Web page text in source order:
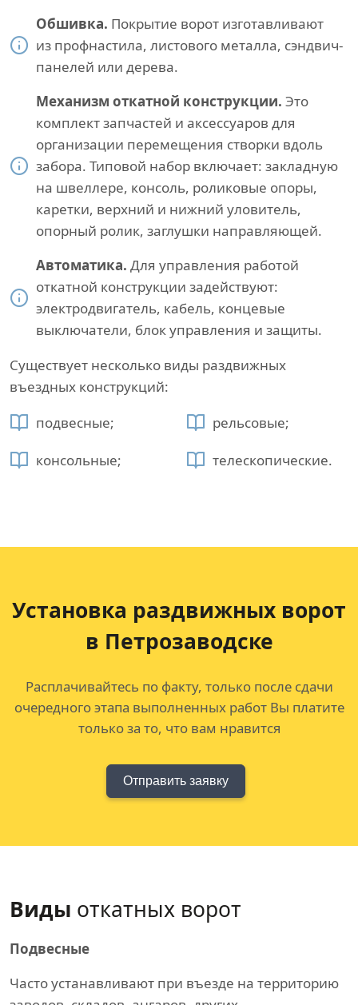
Обшивка. Покрытие ворот изготавливают
из профнастила, листового металла, сэндвич-
панелей или дерева.
Механизм откатной конструкции. Это
комплект запчастей и аксессуаров для
организации перемещения створки вдоль
забора. Типовой набор включает: закладную
на швеллере, консоль, роликовые опоры,
каретки, верхний и нижний уловитель,
опорный ролик, заглушки направляющей.
Автоматика. Для управления работой
откатной конструкции задействуют:
электродвигатель, кабель, концевые
выключатели, блок управления и защиты.
Существует несколько виды раздвижных
въездных конструкций:
подвесные;
консольные;
рельсовые;
телескопические.
Установка раздвижных ворот
в Петрозаводске
Расплачивайтесь по факту, только после сдачи
очередного этапа выполненных работ Вы платите
только за то, что вам нравится
Отправить заявку
Виды откатных ворот
Подвесные
Часто устанавливают при въезде на территорию